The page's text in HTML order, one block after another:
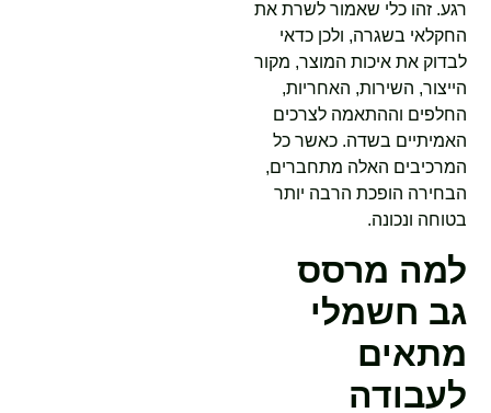
רגע. זהו כלי שאמור לשרת את
החקלאי בשגרה, ולכן כדאי
לבדוק את איכות המוצר, מקור
הייצור, השירות, האחריות,
החלפים וההתאמה לצרכים
האמיתיים בשדה. כאשר כל
המרכיבים האלה מתחברים,
הבחירה הופכת הרבה יותר
בטוחה ונכונה.
למה מרסס
גב חשמלי
מתאים
לעבודה